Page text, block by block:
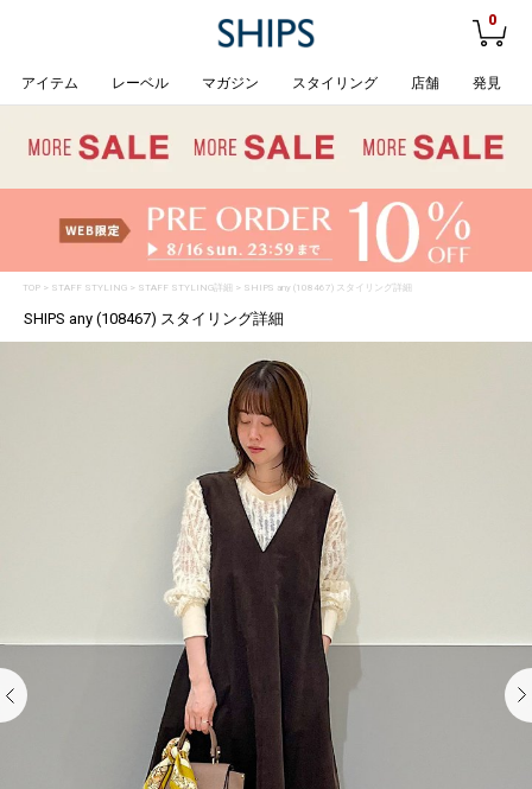
0
アイテム レーベル マガジン スタイリング 店舗 発見
TOP> STAFF STYLING> STAFF STYLING詳細 > SHIPS any (108467) スタイリング詳細
SHIPS any (108467) スタイリング詳細